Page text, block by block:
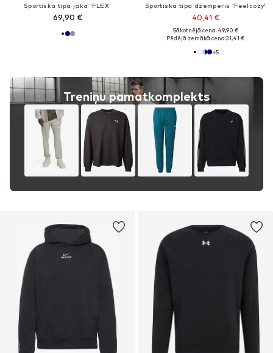
Sportiska tipa jaka 'FLEX'
69,90 €
Treniņu pamatkomplekts
Sportiska tipa džemperis 'Feelcozy'
40,41 €
Sākotnējā cena: 49,90 €
Pēdējā zemākā cena:31,41 €
+5